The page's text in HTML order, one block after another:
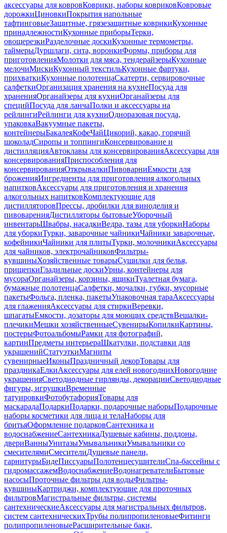
аксессуары для ковровКоврики, наборы ковриковКовровые
дорожкиЦиновкиПокрытия напольные
тафтинговыеЗащитные, грязезащитные коврикиКухонные
принадлежностиКухонные приборыТерки,
овощерезкиРазделочные доскиКухонные термометры,
таймерыДуршлаги, сита, воронкиФормы, приборы для
приготовленияМолотки для мяса, тендерайзерыКухонные
мелочиМискиКухонный текстильКухонные фартуки,
прихваткиКухонные полотенцаСкатерти, сервировочные
салфеткиОрганизация хранения на кухнеПосуда для
храненияОрганайзеры для кухниОрганайзеры для
специйПосуда для ланчаПолки и аксессуары на
рейлингиРейлинги для кухниОдноразовая посуда,
упаковкаВакуумные пакеты,
контейнерыБакалеяКофеЧайЦикорий, какао, горячий
шоколадСиропы и топпингиКонсервирование и
дистилляцияАвтоклавы для консервированияАксессуары для
консервированияПриспособления для
консервированияОткрывалкиПивоварниЕмкости для
броженияИнгредиенты для приготовления алкогольных
напитковАксессуары для приготовления и хранения
алкогольных напитковКомплектующие для
дистилляторовПрессы, дробилки для виноделия и
пивоваренияДистилляторы бытовыеУборочный
инвентарьШвабры, насадкиВедра, тазы для уборкиНаборы
для уборкиТурки, заварочные чайникиЧайники заварочные,
кофейникиЧайники для плитыТурки, молочникиАксессуары
для чайников, электрочайниковФильтры-
кувшиныХозяйственные товарыСушилки для белья,
прищепкиГладильные доскиУрны, контейнеры для
мусораОрганайзеры, корзины, ящикиТуалетная бумага,
бумажные полотенцаСалфетки, мочалки, губки, мусорные
пакетыФольга, пленка, пакетыУпаковочная тараАксессуары
для глаженияАксессуары для стиркиВеревки,
шпагатыЕмкости, дозаторы для моющих средствВешалки-
плечикиМешки хозяйственныеСувенирыКопилкиКартины,
постерыФотоальбомыРамки для фотографий,
картинПредметы интерьераШкатулки, подставки для
украшенийСтатуэткиМагниты
сувенирныеИконыПраздничный декорТовары для
праздникаЕлкиАксессуары для елей новогоднихНовогодние
украшенияСветодиодные гирлянды, декорацииСветодиодные
фигуры, игрушкиВременные
татуировкиФотобутафорияТовары для
маскарадаПодаркиПодарки, подарочные наборыПодарочные
наборы косметики для лица и телаНаборы для
бритьяОформление подарковСантехника и
водоснабжениеСантехникаДушевые кабины, поддоны,
двериВанныУнитазыУмывальникиУмывальники со
смесителямиСмесителиДушевые панели,
гарнитурыБидеПиссуарыПолотенцесушителиСпа-бассейны с
гидромассажемВодоснабжениеВодонагревателиБытовые
насосыПроточные фильтры для водыФильтры-
кувшиныКартриджи, комплектующие для проточных
фильтровМагистральные фильтры, системы
сантехническиеАксессуары для магистральных фильтров,
систем сантехническихТрубы полипропиленовыеФитинги
полипропиленовыеРасширительные баки,